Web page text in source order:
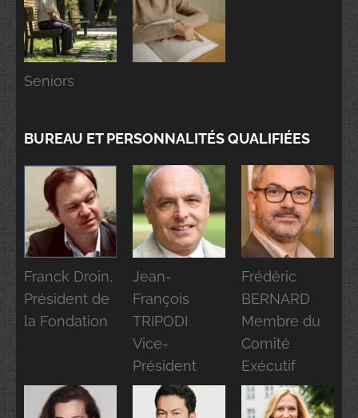
Seniors
BUREAU ET PERSONNALITÉS QUALIFIÉES
Franck Droin,
Président de
la Fondation
Jean-
François
TRIPODI
Vice-
Président
Frédéric
BERNARD
Membre du
Comité
Exécutif